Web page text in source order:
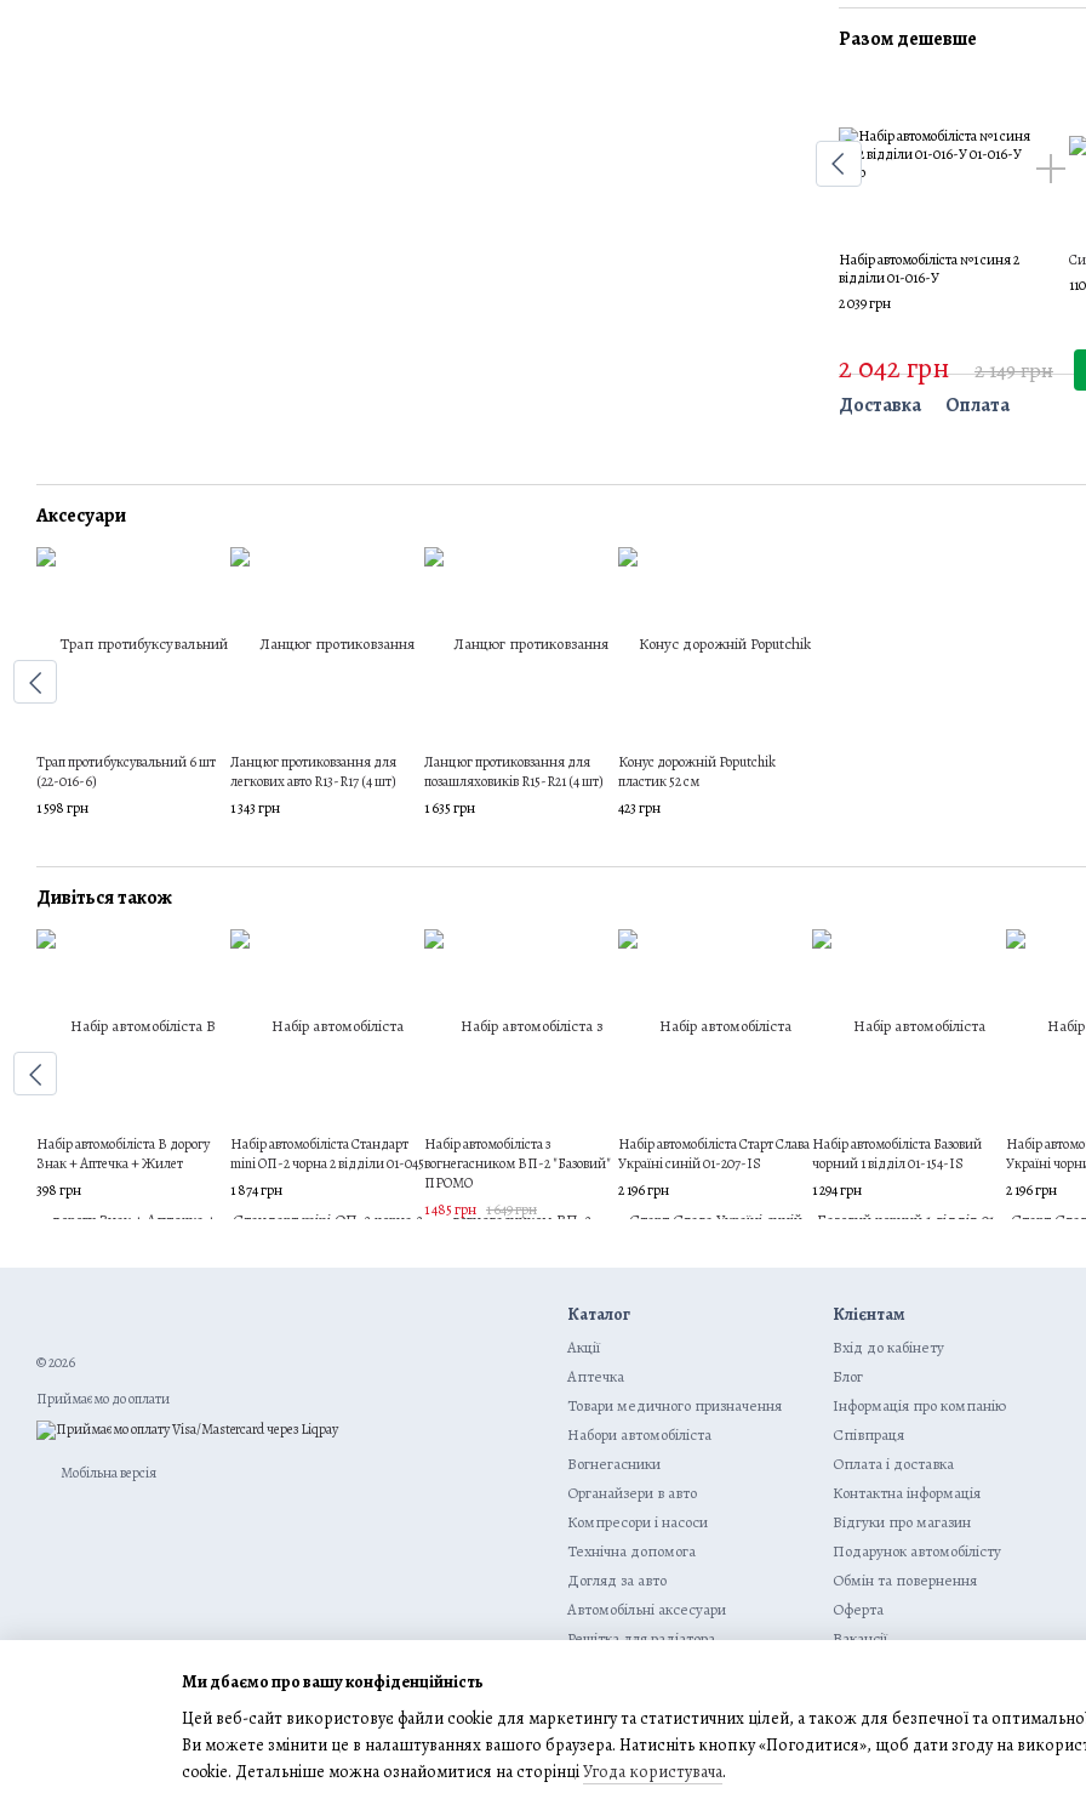
Разом дешевше
Набір автомобіліста №1 синя 2
відділи 01-016-У
2 039 грн
2 042 грн 2 149 грн
Доставка Оплата
Аксесуари
Трап протибуксувальний 6 шт
(22-016-6)
1 598 грн
Ланцюг протиковзання для
легкових авто R13-R17 (4 шт)
1 343 грн
Ланцюг протиковзання для
позашляховиків R15-R21 (4 шт)
1 635 грн
Конус дорожній Poputchik
пластик 52 см
423 грн
Дивіться також
Набір автомобіліста В дорогу
Знак + Аптечка + Жилет
398 грн
Набір автомобіліста Стандарт
mini ОП-2 чорна 2 відділи 01-045
1 874 грн
Набір автомобіліста з
вогнегасником ВП-2 "Базовий"
ПРОМО
1 485 грн 1 649 грн
Набір автомобіліста Старт Слава
Україні синій 01-207-IS
2 196 грн
Набір автомобіліста Базовий
чорний 1 відділ 01-154-IS
1 294 грн
Набір
Україні
2 196 грн
© 2026
Приймаємо до оплати
Мобільна версія
Каталог
Акції
Аптечка
Товари медичного призначення
Набори автомобіліста
Вогнегасники
Органайзери в авто
Компресори і насоси
Технічна допомога
Догляд за авто
Автомобільні аксесуари
Решітка для радіатора
Клієнтам
Вхід до кабінету
Блог
Інформація про компанію
Співпраця
Оплата і доставка
Контактна інформація
Відгуки про магазин
Подарунок автомобілісту
Обмін та повернення
Оферта
Вакансії
Ми дбаємо про вашу конфіденційність
Цей веб-сайт використовує файли cookie для маркетингу та статистичних цілей, а також для безпечної та
Ви можете змінити це в налаштуваннях вашого браузера. Натисніть кнопку «Погодитися», щоб дати згоду на
cookie. Детальніше можна ознайомитися на сторінціУгода користувача.